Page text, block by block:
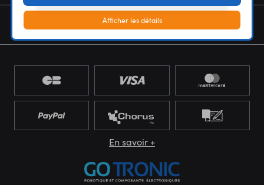
NEWSLETTER
En savoir +
Afficher les détails